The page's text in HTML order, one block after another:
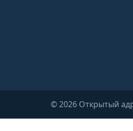
© 2026 Открытый